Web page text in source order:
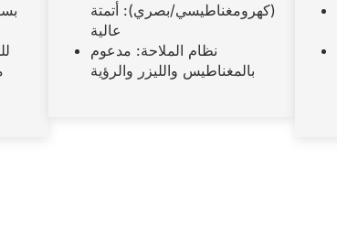
(كهرومغناطيسي/بصري): أتمتة
عالية
نظام الملاحة: مدعوم
بالمغناطيس والليزر والرؤية